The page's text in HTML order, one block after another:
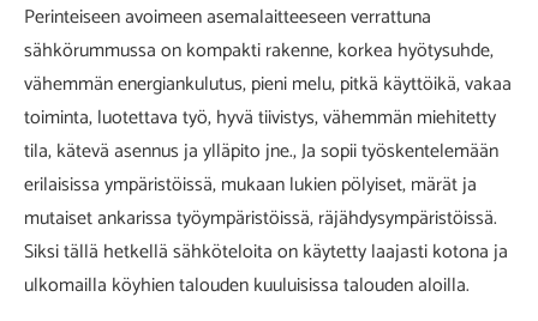
Perinteiseen avoimeen asemalaitteeseen verrattuna
sähkörummussa on kompakti rakenne, korkea hyötysuhde,
vähemmän energiankulutus, pieni melu, pitkä käyttöikä, vakaa
toiminta, luotettava työ, hyvä tiivistys, vähemmän miehitetty
tila, kätevä asennus ja ylläpito jne., Ja sopii työskentelemään
erilaisissa ympäristöissä, mukaan lukien pölyiset, märät ja
mutaiset ankarissa työympäristöissä, räjähdysympäristöissä.
Siksi tällä hetkellä sähköteloita on käytetty laajasti kotona ja
ulkomailla köyhien talouden kuuluisissa talouden aloilla.